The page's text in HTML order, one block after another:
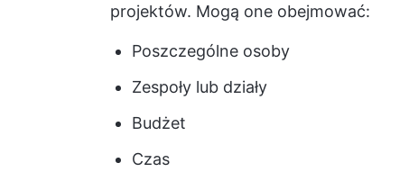
projektów. Mogą one obejmować:
Poszczególne osoby
Zespoły lub działy
Budżet
Czas